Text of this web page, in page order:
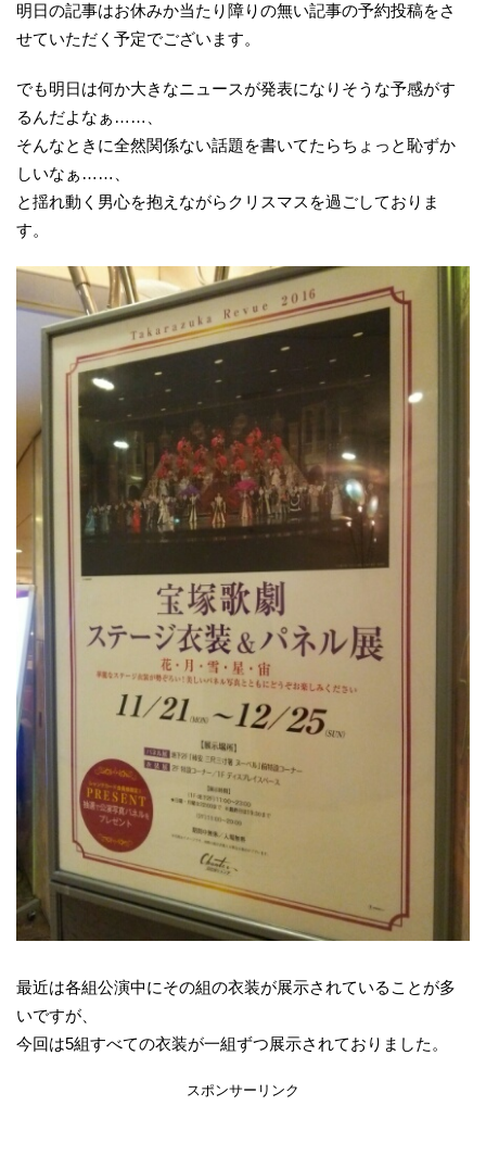
明日の記事はお休みか当たり障りの無い記事の予約投稿をさ
せていただく予定でございます。
でも明日は何か大きなニュースが発表になりそうな予感がす
るんだよなぁ……、
そんなときに全然関係ない話題を書いてたらちょっと恥ずか
しいなぁ……、
と揺れ動く男心を抱えながらクリスマスを過ごしておりま
す。
最近は各組公演中にその組の衣装が展示されていることが多
いですが、
今回は5組すべての衣装が一組ずつ展示されておりました。
スポンサーリンク